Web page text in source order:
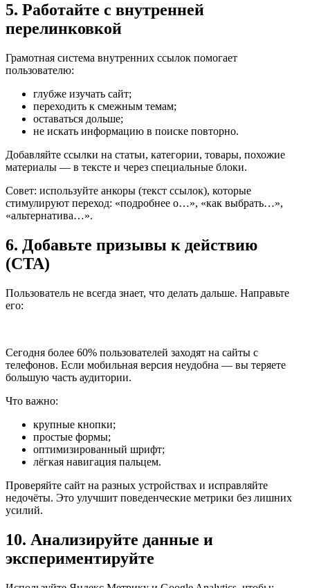
5. Работайте с внутренней
перелинковкой
Грамотная система внутренних ссылок помогает
пользователю:
глубже изучать сайт;
переходить к смежным темам;
оставаться дольше;
не искать информацию в поиске повторно.
Добавляйте ссылки на статьи, категории, товары, похожие
материалы — в тексте и через специальные блоки.
Совет: используйте анкоры (текст ссылок), которые
стимулируют переход: «подробнее о…», «как выбрать…»,
«альтернатива…».
6. Добавьте призывы к действию
(CTA)
Пользователь не всегда знает, что делать дальше. Направьте
его:
Сегодня более 60% пользователей заходят на сайты с
телефонов. Если мобильная версия неудобна — вы теряете
большую часть аудитории.
Что важно:
крупные кнопки;
простые формы;
оптимизированный шрифт;
лёгкая навигация пальцем.
Проверяйте сайт на разных устройствах и исправляйте
недочёты. Это улучшит поведенческие метрики без лишних
усилий.
10. Анализируйте данные и
экспериментируйте